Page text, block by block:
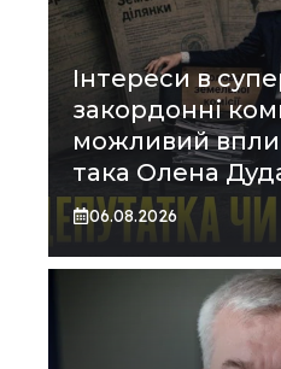
Інтереси в
закордонні
можливий
така Олена
06.08.2026